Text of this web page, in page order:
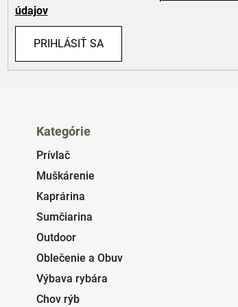
údajov
PRIHLÁSIŤ SA
Kategórie
Prívlač
Muškárenie
Kaprárina
Sumčiarina
Outdoor
Oblečenie a Obuv
Výbava rybára
Chov rýb